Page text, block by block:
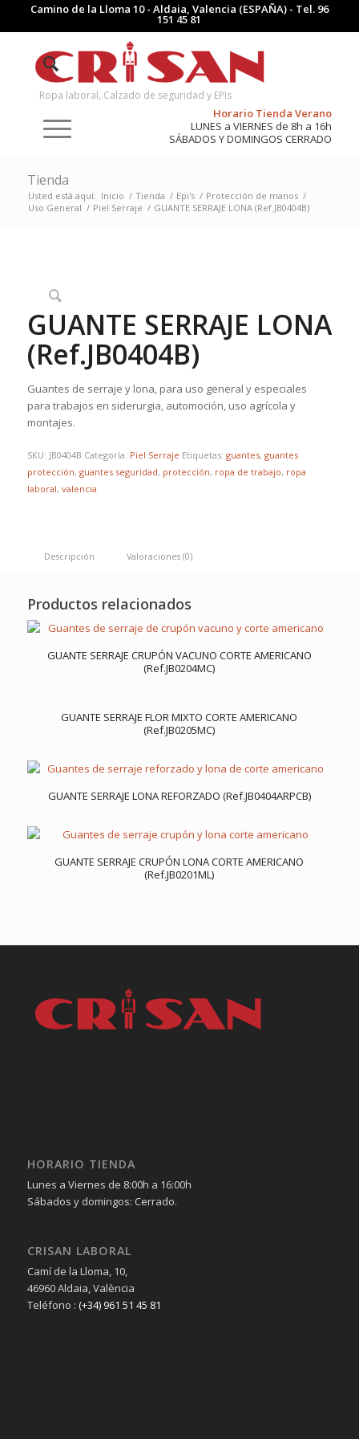
Camino de la Lloma 10 - Aldaia, Valencia (ESPAÑA) - Tel. 96
151 45 81
Ropa laboral, Calzado de seguridad y EPIs
Horario Tienda Verano
LUNES a VIERNES de 8h a 16h
SÁBADOS Y DOMINGOS CERRADO
Tienda
Usted está aquí: Inicio / Tienda / Epi's / Protección de manos /
Uso General / Piel Serraje / GUANTE SERRAJE LONA (Ref.JB0404B)
GUANTE SERRAJE LONA
(Ref.JB0404B)
Guantes de serraje y lona, para uso general y especiales
para trabajos en siderurgia, automoción, uso agrícola y
montajes.
SKU: JB0404B Categoría: Piel Serraje Etiquetas: guantes, guantes
protección, guantes seguridad, protección, ropa de trabajo, ropa
laboral, valencia
Descripción Valoraciones (0)
Productos relacionados
GUANTE SERRAJE CRUPÓN VACUNO CORTE AMERICANO
(Ref.JB0204MC)
GUANTE SERRAJE FLOR MIXTO CORTE AMERICANO
(Ref.JB0205MC)
GUANTE SERRAJE LONA REFORZADO (Ref.JB0404ARPCB)
GUANTE SERRAJE CRUPÓN LONA CORTE AMERICANO
(Ref.JB0201ML)
HORARIO TIENDA
Lunes a Viernes de 8:00h a 16:00h
Sábados y domingos: Cerrado.
CRISAN LABORAL
Camí de la Lloma, 10,
46960 Aldaia, València
Teléfono : (+34) 961 51 45 81